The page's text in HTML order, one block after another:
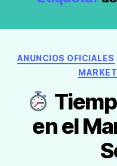
ANUNCIOS OFICIALES
en el